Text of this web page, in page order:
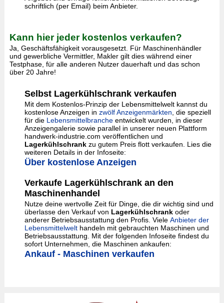
schriftlich (per Email) beim Anbieter.
Kann hier jeder kostenlos verkaufen?
Ja, Geschäftsfähigkeit vorausgesetzt. Für Maschinenhändler
und gewerbliche Vermittler, Makler gilt dies während einer
Testphase, für alle anderen Nutzer dauerhaft und das schon
über 20 Jahre!
Selbst Lagerkühlschrank verkaufen
Mit dem Kostenlos-Prinzip der Lebensmittelwelt kannst du
kostenlose Anzeigen in zwölf Anzeigenmärkten , die speziell
für die Lebensmittelbrancheentwickelt wurden, in dieser
Anzeigengalerie sowie parallel in unserer neuen Plattform
handwerk-industrie.com veröffentlichen und
Lagerkühlschrankzu gutem Preis flott verkaufen. Lies die
weiteren Details in der Infoseite:
Über kostenlose Anzeigen
Verkaufe Lagerkühlschrank an den
Maschinenhandel
Nutze deine wertvolle Zeit für Dinge, die dir wichtig sind und
überlasse den Verkauf von Lagerkühlschrankoder
anderer Betriebsausstattung den Profis. Viele Anbieter der
Lebensmittelwelthandeln mit gebrauchten Maschinen und
Betriebsausstattung. Mit der folgenden Infoseite findest du
sofort Unternehmen, die Maschinen ankaufen:
Ankauf - Maschinen verkaufen